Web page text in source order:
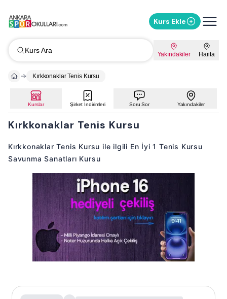
Kurs Ekle
Kurs Ara Yakındakiler Harita
Kırkkonaklar Tenis Kursu
Kurslar Şirket İndirimleri Soru Sor Yakındakiler
Kırkkonaklar Tenis Kursu
Kırkkonaklar Tenis Kursu ile ilgili En İyi 1 Tenis Kursu
Savunma Sanatları Kursu